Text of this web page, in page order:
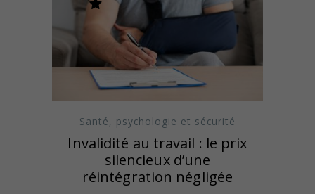
Santé, psychologie et sécurité
Invalidité au travail : le prix
silencieux d’une
réintégration négligée